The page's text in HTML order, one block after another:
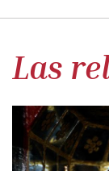
Las